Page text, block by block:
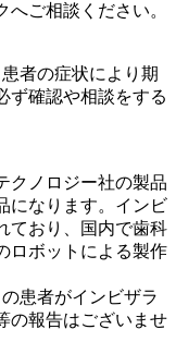
ご相談ください。
者の症状により期
ず確認や相談をする
クノロジー社の製品
になります。インビ
ており、国内で歯科
ロボットによる製作
患者がインビザラ
の報告はございませ